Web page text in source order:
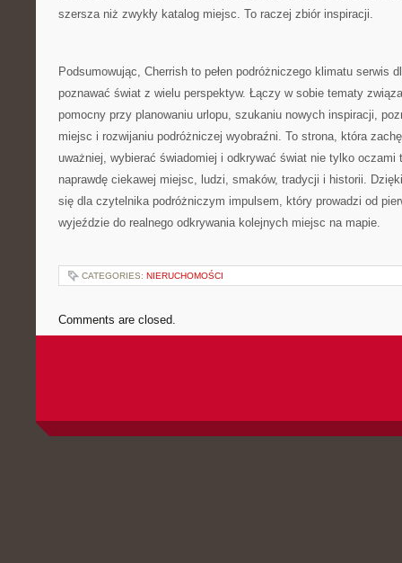
szersza niż zwykły katalog miejsc. To raczej zbiór inspiracji.
Podsumowując, Cherrish to pełen podróżniczego klimatu serwis
poznawać świat z wielu perspektyw. Łączy w sobie tematy
pomocny przy planowaniu urlopu, szukaniu nowych inspiracji,
miejsc i rozwijaniu podróżniczej wyobraźni. To strona, która
uważniej, wybierać świadomiej i odkrywać świat nie tylko oczami
naprawdę ciekawej miejsc, ludzi, smaków, tradycji i historii.
się dla czytelnika podróżniczym impulsem, który prowadzi od
wyjeździe do realnego odkrywania kolejnych miejsc na mapie.
CATEGORIES: NIERUCHOMOŚCI
Comments are closed.